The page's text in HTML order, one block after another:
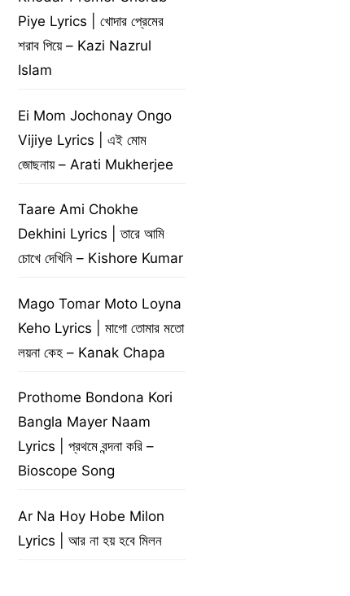
Piye Lyrics | খোদার প্রেমের
শরাব পিয়ে – Kazi Nazrul
Islam
Ei Mom Jochonay Ongo
Vijiye Lyrics | এই মোম
জোছনায় – Arati Mukherjee
Taare Ami Chokhe
Dekhini Lyrics | তারে আমি
চোখে দেখিনি – Kishore Kumar
Mago Tomar Moto Loyna
Keho Lyrics | মাগো তোমার মতো
লয়না কেহ – Kanak Chapa
Prothome Bondona Kori
Bangla Mayer Naam
Lyrics | প্রথমে বন্দনা করি –
Bioscope Song
Ar Na Hoy Hobe Milon
Lyrics | আর না হয় হবে মিলন